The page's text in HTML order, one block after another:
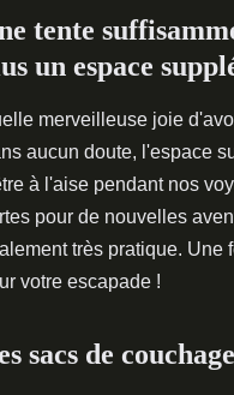
tente
un espace
merveilleuse joie
aucun doute, l'espace
à l'aise pendant nos
pour de nouvelles
très pratique. Une
votre escapade !
sacs de